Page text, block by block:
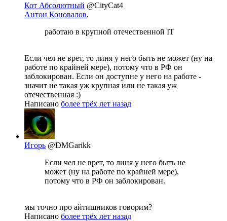
Кот Абсолютный @CityCat4
Антон Коновалов,
работаю в крупной отечественной IT
Если чел не врет, то линя у него быть не может (ну на
работе по крайней мере), потому что в РФ он
заблокирован. Если он доступне у него на работе -
значит не такая уж крупная или не такая уж
отечественная :)
Написано более трёх лет назад
Игорь @DMGarikk
Если чел не врет, то линя у него быть не
может (ну на работе по крайней мере),
потому что в РФ он заблокирован.
мы точно про айтишников говорим?
Написано более трёх лет назад